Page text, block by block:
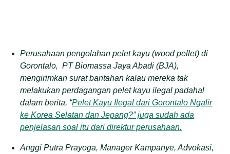
Perusahaan pengolahan pelet kayu (wood pellet) di
Gorontalo, PT Biomassa Jaya Abadi (BJA),
mengirimkan surat bantahan kalau mereka tak
melakukan perdagangan pelet kayu ilegal padahal
dalam berita, “Pelet Kayu Ilegal dari Gorontalo Ngalir
ke Korea Selatan dan Jepang?” juga sudah ada
penjelasan soal itu dari direktur perusahaan.
Anggi Putra Prayoga, Manager Kampanye, Advokasi,